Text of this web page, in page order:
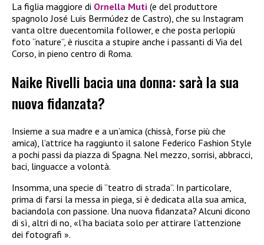
La figlia maggiore di Ornella Muti (e del produttore
spagnolo José Luis Bermúdez de Castro), che su Instagram
vanta oltre duecentomila follower, e che posta perlopiù
foto “nature”, è riuscita a stupire anche i passanti di Via del
Corso, in pieno centro di Roma.
Naike Rivelli bacia una donna: sarà la sua
nuova fidanzata?
Insieme a sua madre e a un’amica (chissà, forse più che
amica), l’attrice ha raggiunto il salone Federico Fashion Style
a pochi passi da piazza di Spagna. Nel mezzo, sorrisi, abbracci,
baci, linguacce a volontà.
Insomma, una specie di “teatro di strada”. In particolare,
prima di farsi la messa in piega, si è dedicata alla sua amica,
baciandola con passione. Una nuova fidanzata? Alcuni dicono
di sì, altri di no, «l’ha baciata solo per attirare l’attenzione
dei fotografi ».